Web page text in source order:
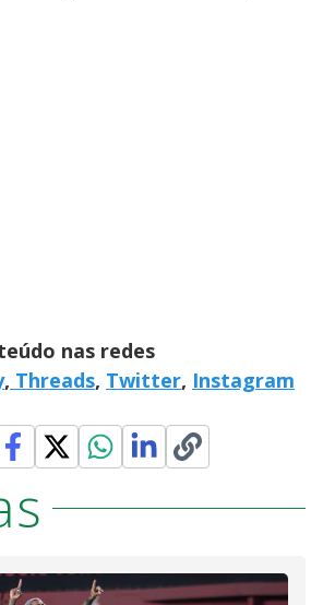
nas redes
, Threads, Twitter, Instagram